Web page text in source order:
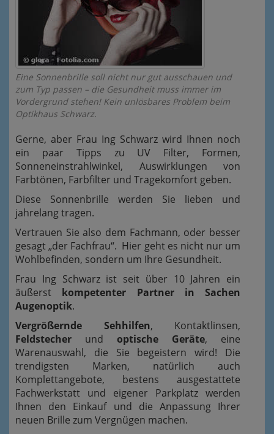
Eine Sonnenbrille soll nicht nur gut ausschauen und
zum Typ passen – die Gesundheit muss immer im
Vordergrund stehen! Kein unlösbares Problem beim
Optikhaus Schwarz.
Gerne, aber Frau Ing Schwarz wird Ihnen noch
ein paar Tipps zu UV Filter, Formen,
Sonneneinstrahlwinkel, Auswirklungen von
Farbtönen, Farbfilter und Tragekomfort geben.
Diese Sonnenbrille werden Sie lieben und
jahrelang tragen.
Vertrauen Sie also dem Fachmann, oder besser
gesagt „der Fachfrau“. Hier geht es nicht nur um
Wohlbefinden, sondern um Ihre Gesundheit.
Frau Ing Schwarz ist seit über 10 Jahren ein
äußerst kompetenter Partner in Sachen
Augenoptik.
Vergrößernde Sehhilfen, Kontaktlinsen,
Feldstecher und optische Geräte, eine
Warenauswahl, die Sie begeistern wird! Die
trendigsten Marken, natürlich auch
Komplettangebote, bestens ausgestattete
Fachwerkstatt und eigener Parkplatz werden
Ihnen den Einkauf und die Anpassung Ihrer
neuen Brille zum Vergnügen machen.